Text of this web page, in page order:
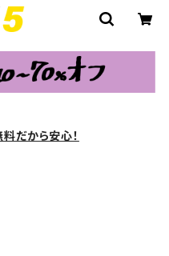
だから安心！